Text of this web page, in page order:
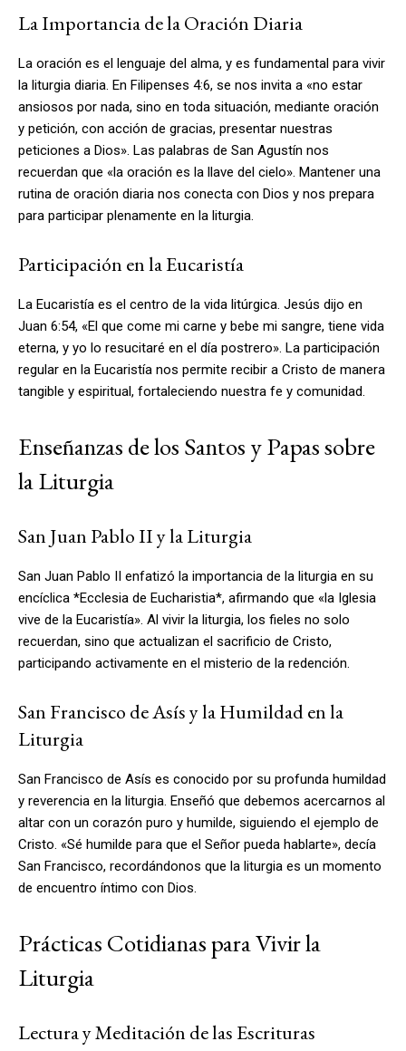
La Importancia de la Oración Diaria
La oración es el lenguaje del alma, y es fundamental para vivir
la liturgia diaria. En Filipenses 4:6, se nos invita a «no estar
ansiosos por nada, sino en toda situación, mediante oración
y petición, con acción de gracias, presentar nuestras
peticiones a Dios». Las palabras de San Agustín nos
recuerdan que «la oración es la llave del cielo». Mantener una
rutina de oración diaria nos conecta con Dios y nos prepara
para participar plenamente en la liturgia.
Participación en la Eucaristía
La Eucaristía es el centro de la vida litúrgica. Jesús dijo en
Juan 6:54, «El que come mi carne y bebe mi sangre, tiene vida
eterna, y yo lo resucitaré en el día postrero». La participación
regular en la Eucaristía nos permite recibir a Cristo de manera
tangible y espiritual, fortaleciendo nuestra fe y comunidad.
Enseñanzas de los Santos y Papas sobre
la Liturgia
San Juan Pablo II y la Liturgia
San Juan Pablo II enfatizó la importancia de la liturgia en su
encíclica *Ecclesia de Eucharistia*, afirmando que «la Iglesia
vive de la Eucaristía». Al vivir la liturgia, los fieles no solo
recuerdan, sino que actualizan el sacrificio de Cristo,
participando activamente en el misterio de la redención.
San Francisco de Asís y la Humildad en la
Liturgia
San Francisco de Asís es conocido por su profunda humildad
y reverencia en la liturgia. Enseñó que debemos acercarnos al
altar con un corazón puro y humilde, siguiendo el ejemplo de
Cristo. «Sé humilde para que el Señor pueda hablarte», decía
San Francisco, recordándonos que la liturgia es un momento
de encuentro íntimo con Dios.
Prácticas Cotidianas para Vivir la
Liturgia
Lectura y Meditación de las Escrituras